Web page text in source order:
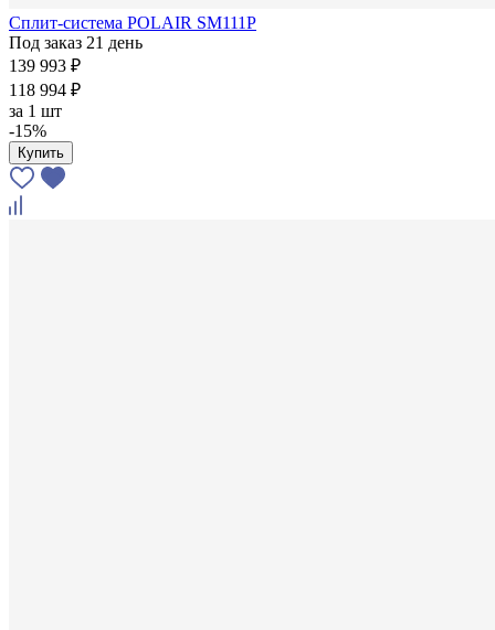
Сплит-система POLAIR SM111P
Под заказ 21 день
139 993 ₽
118 994 ₽
за 1 шт
-15%
Купить